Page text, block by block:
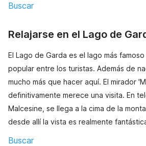
Buscar
Relajarse en el Lago de
El Lago de Garda es el lago más
popular entre los turistas. Además de
mucho más que hacer aquí. El mirador
definitivamente merece una visita. En
Malcesine, se llega a la cima de la
desde allí la vista es realmente
Buscar